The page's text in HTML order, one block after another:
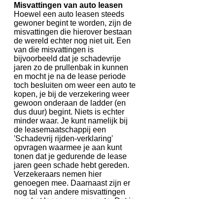
Misvattingen van auto leasen
Hoewel een auto leasen steeds
gewoner begint te worden, zijn de
misvattingen die hierover bestaan
de wereld echter nog niet uit. Een
van die misvattingen is
bijvoorbeeld dat je schadevrije
jaren zo de prullenbak in kunnen
en mocht je na de lease periode
toch besluiten om weer een auto te
kopen, je bij de verzekering weer
gewoon onderaan de ladder (en
dus duur) begint. Niets is echter
minder waar. Je kunt namelijk bij
de leasemaatschappij een
'Schadevrij rijden-verklaring'
opvragen waarmee je aan kunt
tonen dat je gedurende de lease
jaren geen schade hebt gereden.
Verzekeraars nemen hier
genoegen mee. Daarnaast zijn er
nog tal van andere misvattingen